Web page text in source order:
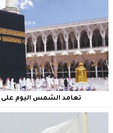
تعامد الشمس اليوم على